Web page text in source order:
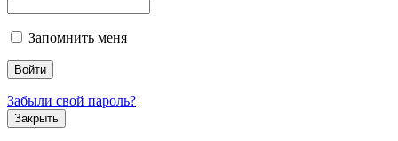
Запомнить меня
Забыли свой пароль?
Закрыть